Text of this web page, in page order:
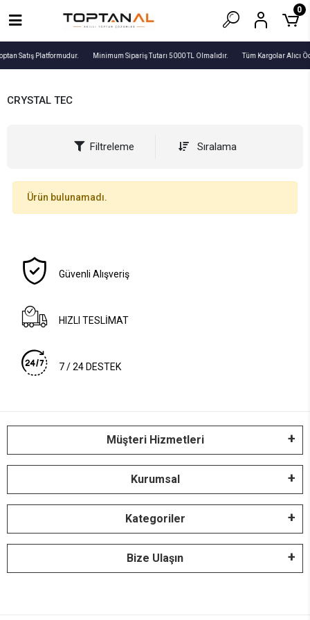
Satış Platformudur. Minimum Sipariş Tutarı 5000 TL Olmalıdır. Tüm Kargolar Alıcı
0
CRYSTAL TEC
Filtreleme Sıralama
Ürün bulunamadı.
Güvenli Alışveriş
HIZLI TESLİMAT
7 / 24 DESTEK
Müşteri Hizmetleri
Kurumsal
Kategoriler
Bize Ulaşın